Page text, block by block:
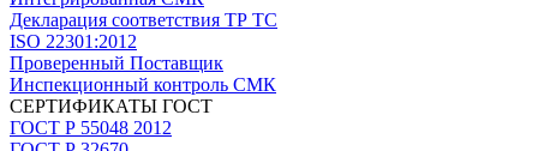
Декларация соответствия ТР ТС
ISO 22301:2012
Проверенный Поставщик
Инспекционный контроль СМК
СЕРТИФИКАТЫ ГОСТ
ГОСТ Р 55048 2012